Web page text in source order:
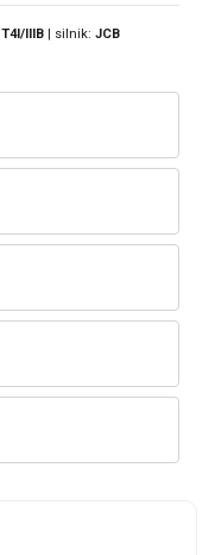
T4I/IIIB | silnik: JCB